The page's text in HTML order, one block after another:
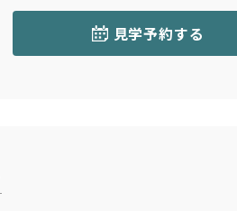
見学予約する